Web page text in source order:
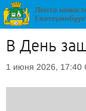
В День
1 июня 2026, 17:40